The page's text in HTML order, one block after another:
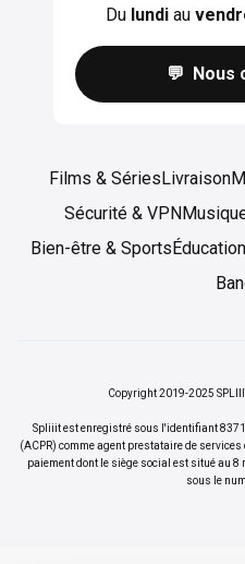
Du lundiau
💬 Nous
Films & SériesLivraison
Sécurité & VPN
Bien-être & SportsÉducation
Copyright 2019-2025
Spliiit est enregistré sous l'identifiant
(ACPR) comme agent prestataire de
paiement dont le siège social est situé au 8
sous le